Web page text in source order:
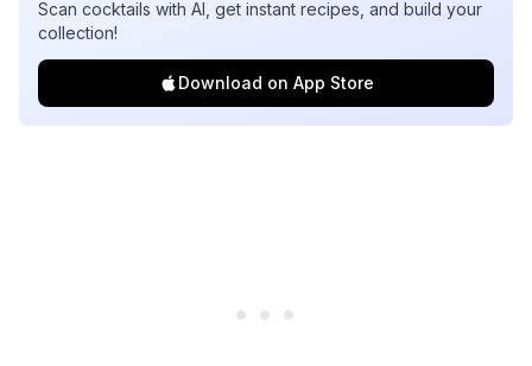
Scan cocktails with AI, get instant recipes, and build your
collection!
Download on App Store